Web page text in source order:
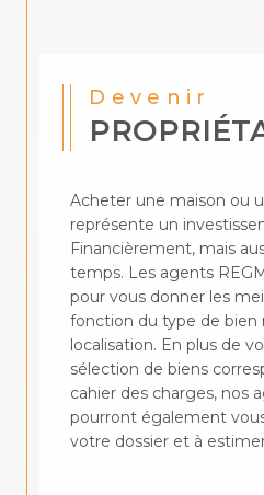
Devenir
Acheter une maison ou
représente un
Financièrement, mais
temps. Les agents
pour vous donner les
fonction du type de bien
localisation. En plus de
sélection de biens
cahier des charges, nos
pourront également
votre dossier et à